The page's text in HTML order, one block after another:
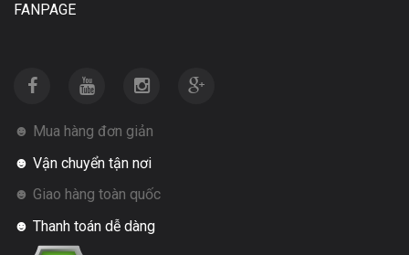
FANPAGE
☻ Mua hàng đơn giản
☻ Vận chuyển tận nơi
☻ Giao hàng toàn quốc
☻ Thanh toán dễ dàng